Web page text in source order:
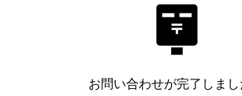
お問い合わせが完了しまし